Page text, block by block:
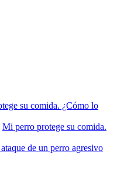
su comida. ¿Cómo lo
Mi perro protege su comida.
de un perro agresivo